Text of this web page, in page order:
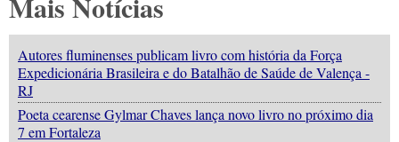
Autores fluminenses publicam livro com história da Força
Expedicionária Brasileira e do Batalhão de Saúde de Valença -
RJ
Poeta cearense Gylmar Chaves lança novo livro no próximo dia
7 em Fortaleza